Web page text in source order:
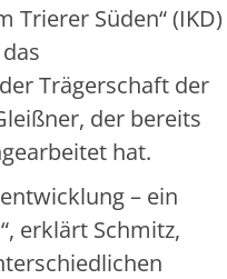
Süden“ (IKD)
Trägerschaft der
der bereits
hat.
– ein
erklärt Schmitz,